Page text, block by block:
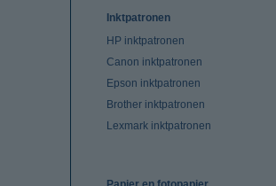
Inktpatronen
HP inktpatronen
Canon inktpatronen
Epson inktpatronen
Brother inktpatronen
Lexmark inktpatronen